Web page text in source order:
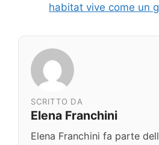
habitat vive come un
SCRITTO DA
Elena Franchini
Elena Franchini fa parte